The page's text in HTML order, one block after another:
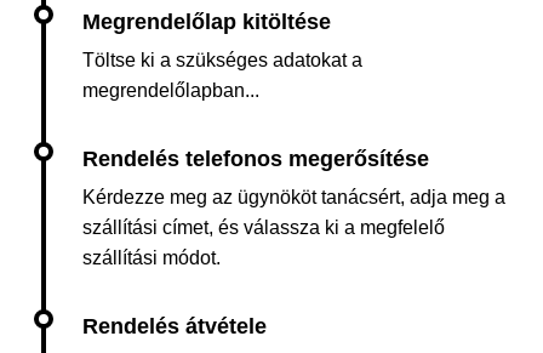
Töltse ki a szükséges adatokat a
megrendelőlapban...
Kérdezze meg az ügynököt tanácsért, adja meg a
szállítási címet, és válassza ki a megfelelő
szállítási módot.